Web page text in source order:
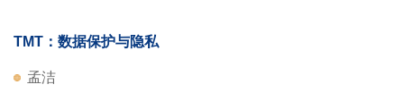
TMT：数据保护与隐私
孟洁